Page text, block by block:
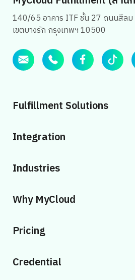
140/65 อาคาร ITF ชั้น 27 ถนนสีลม
เขตบางรัก กรุงเทพฯ 10500
Fulfillment Solutions
Integration
Industries
Why MyCloud
Pricing
Credential